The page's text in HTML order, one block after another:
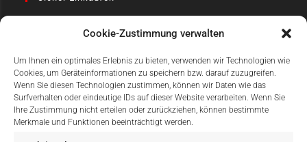
Cookie-Zustimmung verwalten
Um Ihnen ein optimales Erlebnis zu bieten, verwenden wir Technologien wie
Cookies, um Geräteinformationen zu speichern bzw. darauf zuzugreifen.
Wenn Sie diesen Technologien zustimmen, können wir Daten wie das
Surfverhalten oder eindeutige IDs auf dieser Website verarbeiten. Wenn Sie
Ihre Zustimmung nicht erteilen oder zurückziehen, können bestimmte
Merkmale und Funktionen beeinträchtigt werden.
Einfach Online Bezahlen